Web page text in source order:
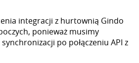
integracji z hurtownią Gindo
ponieważ musimy
po połączeniu API z